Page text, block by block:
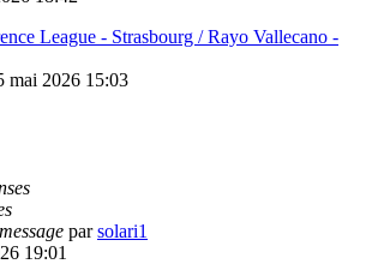
League - Strasbourg / Rayo Vallecano -
mai 2026 15:03
parsolari1
19:01